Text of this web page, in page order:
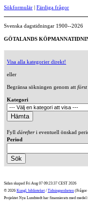
Sökformulär | Färdiga frågor
Svenska dagstidningar 1900--2026
GÖTALANDS
Visa alla kategorier direkt!
eller
Begränsa sökningen genom att först
Kategori
Fyll därefteri eventuell önskad
Period
Sidan skapad Fri Aug 07 09:23:37 CEST 2026
© 2026 Kungl. biblioteket / Tidningsenheten (Frågor
Projektet Nya Lundstedt har finansierats med medel